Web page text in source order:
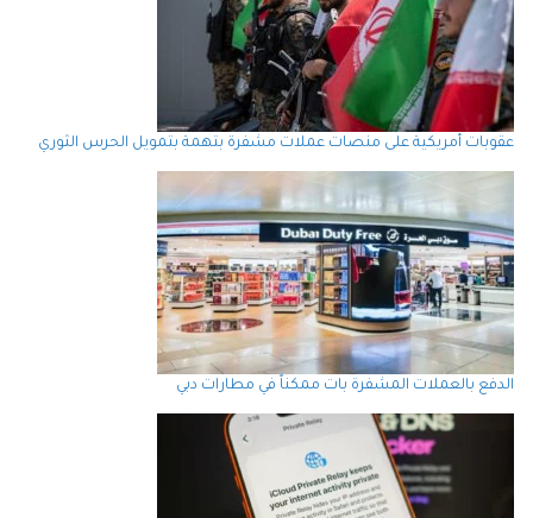
عقوبات أمريكية على منصات عملات مشفرة بتهمة بتمويل الحرس الثوري
الدفع بالعملات المشفرة بات ممكناً في مطارات دبي